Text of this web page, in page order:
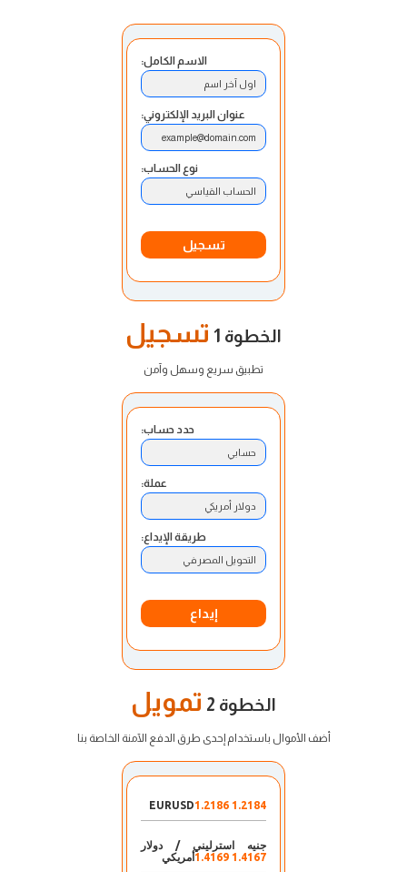
الاسم الكامل:
اول آخر اسم
عنوان البريد الإلكتروني:
example@domain.com
نوع الحساب:
الحساب القياسي
تسجيل
الخطوة 1 تسجيل
تطبيق سريع وسهل وآمن
حدد حساب:
حسابي
عملة:
دولار أمريكي
طريقة الإيداع:
التحويل المصرفي
إيداع
الخطوة 2 تمويل
أضف الأموال باستخدام إحدى طرق الدفع الآمنة الخاصة بنا
EURUSD 1.2184 1.2186
جنيه استرليني / دولار
أمريكي
1.4167 1.4169